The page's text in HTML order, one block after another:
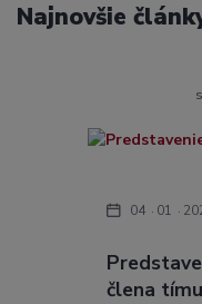
Najnovšie
člena
04 01